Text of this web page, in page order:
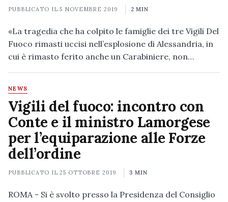
PUBBLICATO IL5 NOVEMBRE 2019 2 MIN
«La tragedia che ha colpito le famiglie dei tre Vigili Del
Fuoco rimasti uccisi nell’esplosione di Alessandria, in
cui è rimasto ferito anche un Carabiniere, non…
NEWS
Vigili del fuoco: incontro con
Conte e il ministro Lamorgese
per l’equiparazione alle Forze
dell’ordine
PUBBLICATO IL25 OTTOBRE 2019 3 MIN
ROMA - Si è svolto presso la Presidenza del Consiglio